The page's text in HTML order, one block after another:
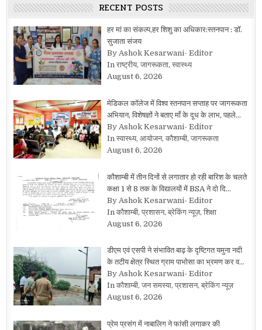
RECENT POSTS
हर मां का संकल्प,हर शिशु का अधिकार:स्तनपान : डॉ.
सुजाता संजय
By Ashok Kesarwani- Editor
In राष्ट्रीय, जागरूकता, स्वास्थ्य
August 6, 2026
मेडिकल कॉलेज में विश्व स्तनपान सप्ताह पर जागरूकता
अभियान, विशेषज्ञों ने बताए माँ के दूध के लाभ, पहले…
By Ashok Kesarwani- Editor
In स्वास्थ्य, आयोजन, कौशाम्बी, जागरूकता
August 6, 2026
कौशाम्बी में तीन दिनों से लगातार हो रही बारिश के चलते
कक्षा 1 से 8 तक के विद्यालयों में BSA ने दो दि…
By Ashok Kesarwani- Editor
In कौशाम्बी, प्रशासन, ब्रेकिंग न्यूज़, शिक्षा
August 6, 2026
डीएम एवं एसपी ने संभावित बाढ़ के दृष्टिगत यमुना नदी
के तटीय क्षेत्र स्थित ग्राम पाभोसा का भ्रमण कर व…
By Ashok Kesarwani- Editor
In कौशाम्बी, जन समस्या, प्रशासन, ब्रेकिंग न्यूज़
August 6, 2026
प्रेम प्रसंग में नाबालिग ने फांसी लगाकर की